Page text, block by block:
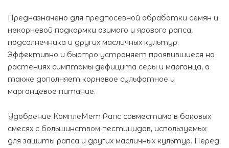
Предназначено для предпосевной обработки семян и
некорневой подкормки озимого и ярового рапса,
подсолнечника и других масличных культур.
Эффективно и быстро устраняет проявившиеся на
растениях симптомы дефицита серы и марганца, а
также дополняет корневое сульфатное и
марганцевое питание.
Удобрение КомплеМет Рапс совместимо в баковых
смесях с большинством пестицидов, используемых
для защиты рапса и других масличных культур. Перед